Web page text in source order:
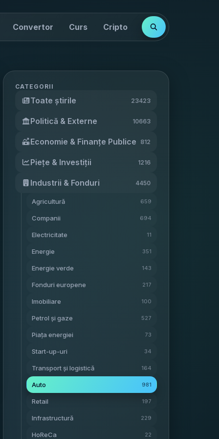
Convertor Curs Cripto Cotații
CATEGORII
Toate știrile 23423
Politică & Externe 10663
Economie & Finanțe Publice 812
Piețe & Investiții 1216
Industrii & Fonduri 4450
Agricultură 659
Companii 694
Electricitate 11
Energie 351
Energie verde 143
Fonduri europene 217
Imobiliare 100
Petrol și gaze 527
Piața energiei 73
Start-up-uri 34
Transport și logistică 164
Auto 981
Retail 197
Infrastructură 229
HoReCa 22